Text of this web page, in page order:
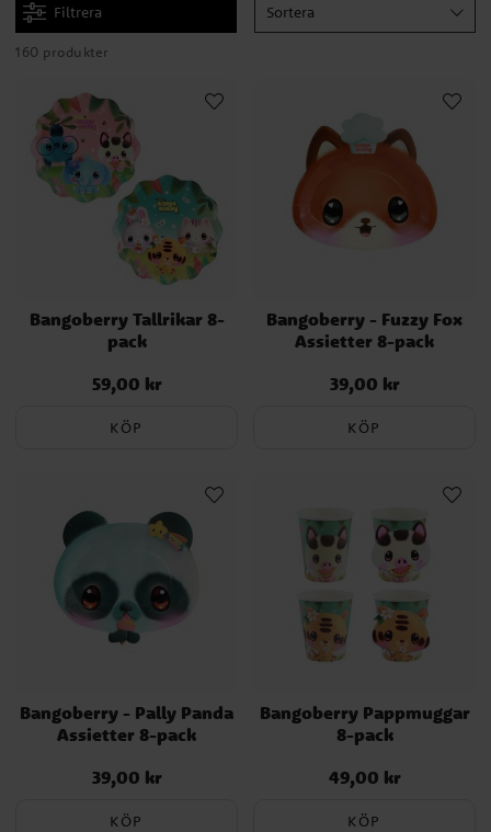
Filtrera Sortera
160 produkter
Bangoberry Tallrikar 8-
pack
Pris:59,00 kr
59,00 kr
KÖP
Bangoberry - Fuzzy Fox
Assietter 8-pack
Pris:39,00 kr
39,00 kr
KÖP
Bangoberry - Pally Panda
Assietter 8-pack
Pris:39,00 kr
39,00 kr
KÖP
Bangoberry Pappmuggar
8-pack
Pris:49,00 kr
49,00 kr
KÖP